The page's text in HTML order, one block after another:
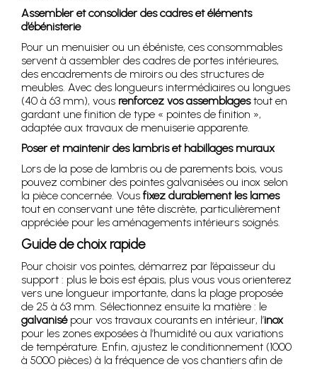
Assembler et consolider des cadres et éléments
d’ébénisterie
Pour un menuisier ou un ébéniste, ces consommables
servent à assembler des cadres de portes intérieures,
des encadrements de miroirs ou des structures de
meubles. Avec des longueurs intermédiaires ou longues
(40 à 63 mm), vous renforcez vos assemblagestout en
gardant une finition de type « pointes de finition »,
adaptée aux travaux de menuiserie apparente.
Poser et maintenir des lambris et habillages muraux
Lors de la pose de lambris ou de parements bois, vous
pouvez combiner des pointes galvanisées ou inox selon
la pièce concernée. Vous fixez durablement les lames
tout en conservant une tête discrète, particulièrement
appréciée pour les aménagements intérieurs soignés.
Guide de choix rapide
Pour choisir vos pointes, démarrez par l’épaisseur du
support : plus le bois est épais, plus vous vous orienterez
vers une longueur importante, dans la plage proposée
de 25 à 63 mm. Sélectionnez ensuite la matière : le
galvanisépour vos travaux courants en intérieur, l’inox
pour les zones exposées à l’humidité ou aux variations
de température. Enfin, ajustez le conditionnement (1000
à 5000 pièces) à la fréquence de vos chantiers afin de